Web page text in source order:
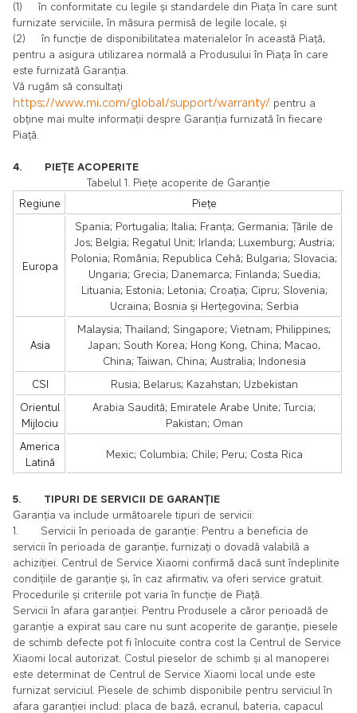
(1) în conformitate cu legile și standardele din Piața în care sunt
furnizate serviciile, în măsura permisă de legile locale, și
(2) în funcție de disponibilitatea materialelor în această Piață,
pentru a asigura utilizarea normală a Produsului în Piața în care
este furnizată Garanția.
Vă rugăm să consultați
https://www.mi.com/global/support/warranty/ pentru a
obține mai multe informații despre Garanția furnizată în fiecare
Piață.
4. PIEȚE ACOPERITE
Tabelul 1. Piețe acoperite de Garanție
Regiune
Piețe
Europa
Spania; Portugalia; Italia; Franța; Germania; Țările de
Jos; Belgia; Regatul Unit; Irlanda; Luxemburg; Austria;
Polonia; România; Republica Cehă; Bulgaria; Slovacia;
Ungaria; Grecia; Danemarca; Finlanda; Suedia;
Lituania; Estonia; Letonia; Croația; Cipru; Slovenia;
Ucraina; Bosnia și Herțegovina; Serbia
Asia
Malaysia; Thailand; Singapore; Vietnam; Philippines;
Japan; South Korea; Hong Kong, China; Macao,
China; Taiwan, China; Australia; Indonesia
CSI
Rusia; Belarus; Kazahstan; Uzbekistan
Orientul
Mijlociu
Arabia Saudită; Emiratele Arabe Unite; Turcia;
Pakistan; Oman
America
Latină
Mexic; Columbia; Chile; Peru; Costa Rica
5. TIPURI DE SERVICII DE GARANȚIE
Garanția va include următoarele tipuri de servicii:
1. Servicii în perioada de garanție: Pentru a beneficia de
servicii în perioada de garanție, furnizați o dovadă valabilă a
achiziției. Centrul de Service Xiaomi confirmă dacă sunt îndeplinite
condițiile de garanție și, în caz afirmativ, va oferi service gratuit.
Procedurile și criteriile pot varia în funcție de Piață.
Servicii în afara garanției: Pentru Produsele a căror perioadă de
garanție a expirat sau care nu sunt acoperite de garanție, piesele
de schimb defecte pot fi înlocuite contra cost la Centrul de Service
Xiaomi local autorizat. Costul pieselor de schimb și al manoperei
este determinat de Centrul de Service Xiaomi local unde este
furnizat serviciul. Piesele de schimb disponibile pentru serviciul în
afara garanției includ: placa de bază, ecranul, bateria, capacul